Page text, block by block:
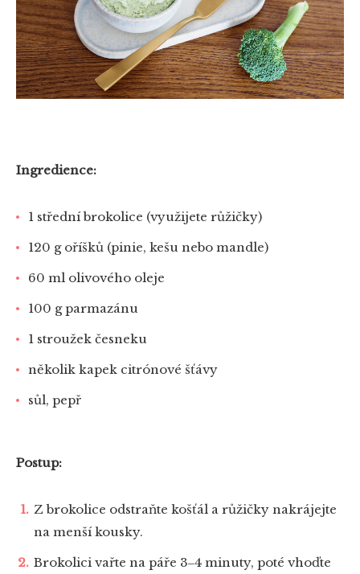
Ingredience:
1 střední brokolice (využijete růžičky)
120 g oříšků (pinie, kešu nebo mandle)
60 ml olivového oleje
100 g parmazánu
1 stroužek česneku
několik kapek citrónové šťávy
sůl, pepř
Postup:
Z brokolice odstraňte košťál a růžičky nakrájejte
na menší kousky.
Brokolici vařte na páře 3‒4 minuty, poté vhoďte